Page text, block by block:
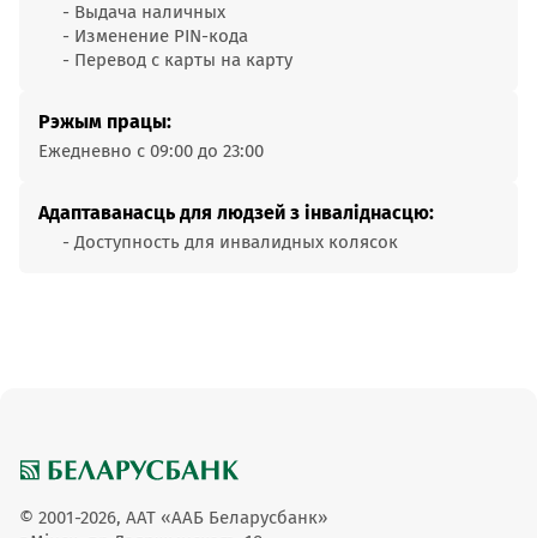
- Выдача наличных
- Изменение PIN-кода
- Перевод с карты на карту
Рэжым працы:
Ежедневно с 09:00 до 23:00
Адаптаванасць для людзей з інваліднасцю:
- Доступность для инвалидных колясок
© 2001-2026, ААТ «ААБ Беларусбанк»